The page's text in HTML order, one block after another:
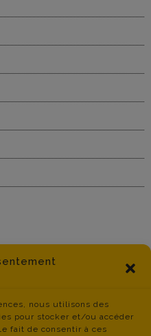
nous utilisons des
pour stocker et/ou accéder
fait de consentir à ces